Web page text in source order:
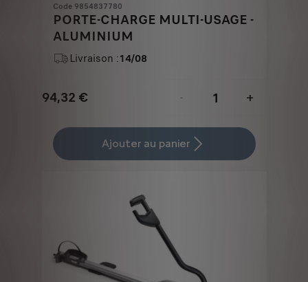
Code 9854837780
PORTE-CHARGE MULTI-USAGE -
ALUMINIUM
Livraison :14/08
94,32 €
Price
94,32
-
+
Quantity
updated
Ajouter au panier